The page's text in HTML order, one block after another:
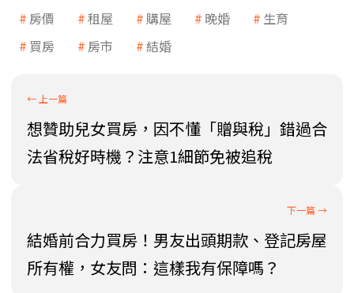
房價 租屋 購屋 晚婚
生育
買房
房市 結婚
想贊助兒女買房，因不懂「贈與稅」錯過合
法省稅好時機？注意1細節免被追稅
結婚前合力買房！男友出頭期款、登記房屋
所有權，女友問：這樣我有保障嗎？